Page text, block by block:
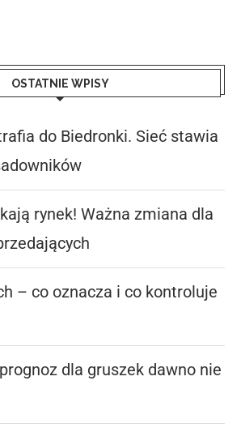
OSTATNIE WPISY
do Biedronki. Sieć stawia
rynek! Ważna zmiana dla
– co oznacza i co kontroluje
dla gruszek dawno nie